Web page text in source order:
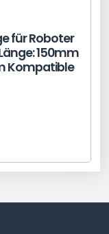
für Roboter
150mm
Kompatible